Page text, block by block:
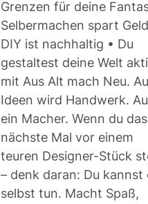
Grenzen für deine
Selbermachen spart
DIY ist nachhaltig • Du
gestaltest deine Welt
mit Aus Alt mach Neu.
Ideen wird Handwerk.
ein Macher. Wenn du das
nächste Mal vor einem
teuren Designer-Stück
– denk daran: Du kannst
selbst tun. Macht Spaß,